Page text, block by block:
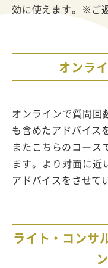
効に使えます。※ご
オンラ
オンラインで質問回
も含めたアドバイス
またこちらのコース
ます。より対面に近
アドバイスをさせて
ライト・コンサ